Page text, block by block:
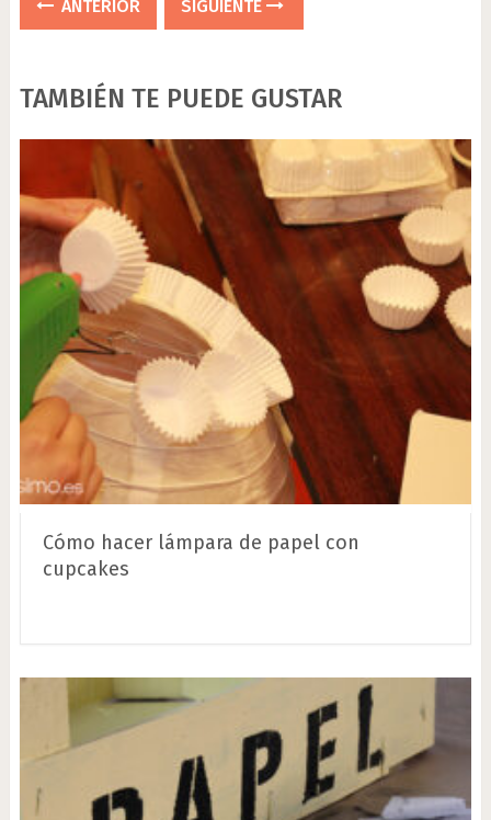
ANTERIOR SIGUIENTE
TAMBIÉN TE PUEDE GUSTAR
Cómo hacer lámpara de papel con
cupcakes